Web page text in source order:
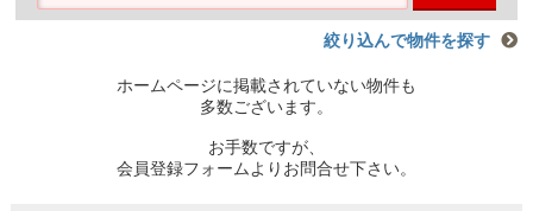
絞り込んで物件を探す
ホームページに掲載されていない物件も
多数ございます。
お手数ですが、
会員登録フォームよりお問合せ下さい。